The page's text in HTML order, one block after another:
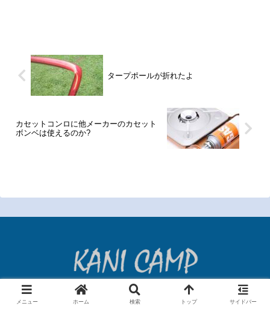
タープポールが折れたよ
カセットコンロに他メーカーのカセット
ボンベは使えるのか?
ホーム
プライバシーポリシー
お問合せフォーム
メニュー ホーム 検索 トップ サイドバー